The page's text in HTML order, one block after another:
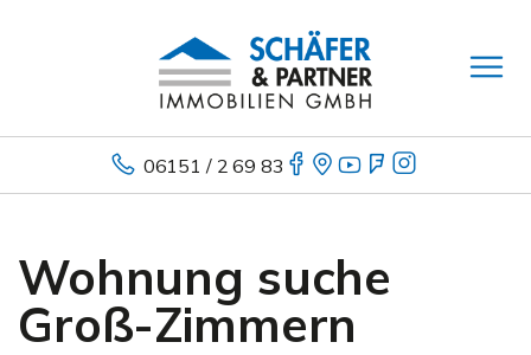
06151 / 2 69 83
Wohnung suche
Groß-Zimmern